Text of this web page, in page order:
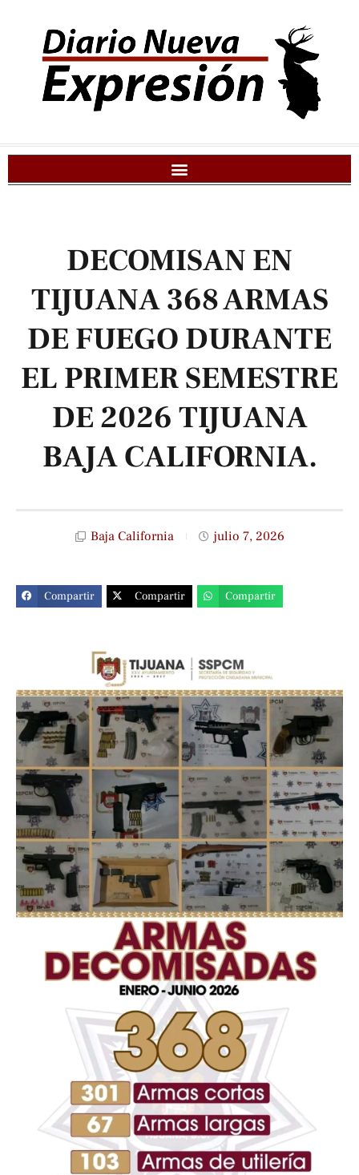
DECOMISAN EN
TIJUANA 368 ARMAS
DE FUEGO DURANTE
EL PRIMER SEMESTRE
DE 2026 TIJUANA
BAJA CALIFORNIA.
Baja California julio 7, 2026
Compartir Compartir Compartir